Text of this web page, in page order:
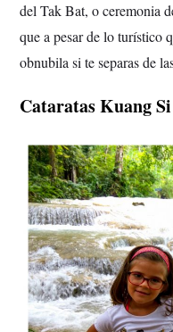
del Tak Bat, o ceremonia
que a pesar de lo turístico
obnubila si te separas de
Cataratas Kuang Si